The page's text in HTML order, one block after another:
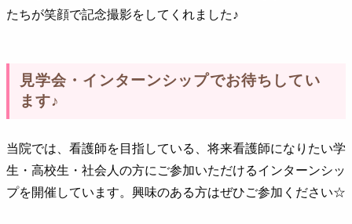
たちが笑顔で記念撮影をしてくれました♪
見学会・インターンシップでお待ちしてい
ます♪
当院では、看護師を目指している、将来看護師になりたい学
生・高校生・社会人の方にご参加いただけるインターンシッ
プを開催しています。興味のある方はぜひご参加ください☆